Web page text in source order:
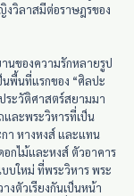
งวิลาสมีต่อราษฎรของ
นของความรักหลายรูป
พื้นที่แรกของ “ศิลปะ
ระวัติศาสตร์สยามมา
ละพระวิหารที่เป็น
า หางหงส์ และแทน
กไม้และหงส์ ตัวอาคาร
บบใหม่ ที่พระวิหาร พระ
งตัวเรียงกันเป็นหน้า